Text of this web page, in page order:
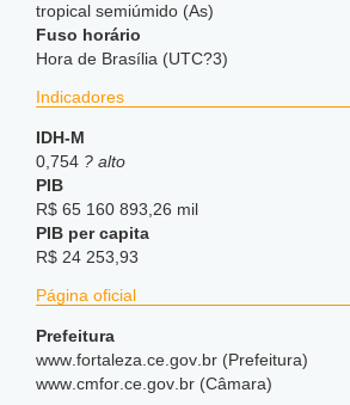
tropical semiúmido (As)
Fuso horário
Hora de Brasília (UTC?3)
Indicadores
IDH-M
0,754 ? alto
PIB
R$ 65 160 893,26 mil
PIB per capita
R$ 24 253,93
Página oficial
Prefeitura
www .fortaleza .ce .gov .br (Prefeitura)
www .cmfor .ce .gov .br (Câmara)